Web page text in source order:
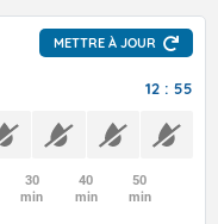
METTRE À JOUR
12 : 55
30
min
40
min
50
min